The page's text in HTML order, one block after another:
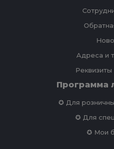
Адреса и
Программа
✪ Для
✪ Для
✪ Мои